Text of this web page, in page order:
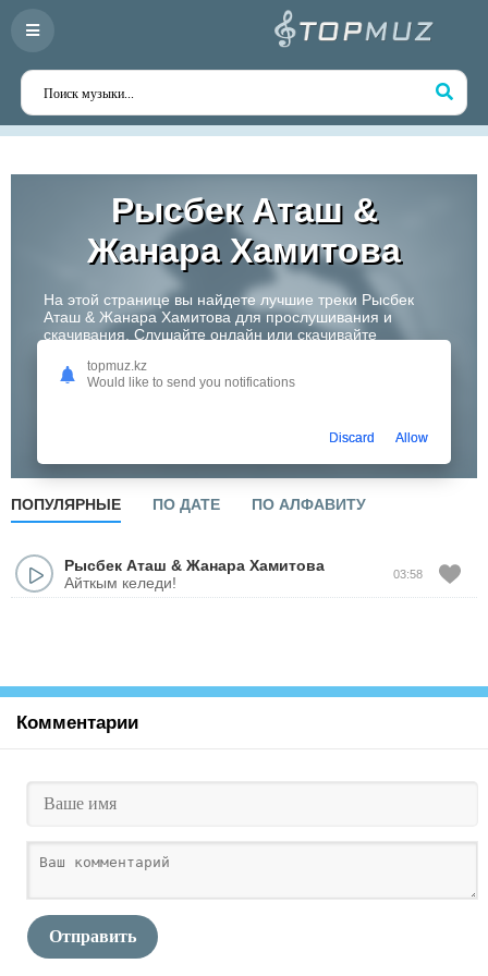
Рысбек Аташ &
Жанара Хамитова
На этой странице вы найдете лучшие треки Рысбек
Аташ & Жанара Хамитова для прослушивания и
скачивания. Слушайте онлайн или скачивайте
для себя творчество одного из самых перспективных
артистов Казахстана!
ПОПУЛЯРНЫЕ ПО ДАТЕ ПО АЛФАВИТУ
Рысбек Аташ & Жанара Хамитова
Айткым келеди!
03:58
Комментарии
Отправить
topmuz.kz
Would like to send you notifications
Discard Allow